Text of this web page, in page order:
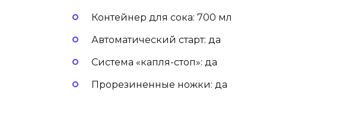
Контейнер для сока: 700 мл
Автоматический старт: да
Система «капля-стоп»: да
Прорезиненные ножки: да